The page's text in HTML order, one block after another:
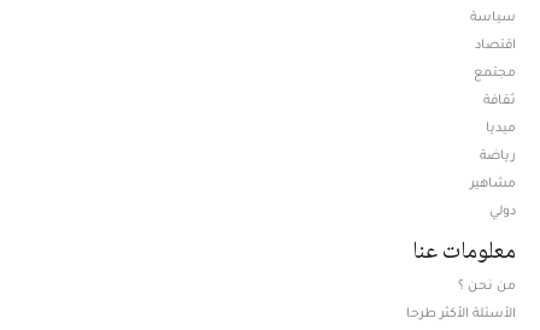
سياسة
اقتصاد
مجتمع
ثقافة
ميديا
رياضة
مشاهير
دولي
معلومات عنا
من نحن ؟
الأسئلة الأكثر طرحا